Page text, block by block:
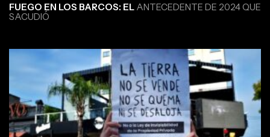
FUEGO EN LOS BARCOS: EL ANTECEDENTE DE 2024 QUE
SACUDIÓ